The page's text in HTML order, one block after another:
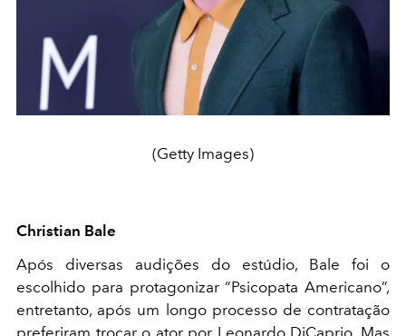
(Getty Images)
Christian Bale
Após diversas audições do estúdio, Bale foi o
escolhido para protagonizar “Psicopata Americano”,
entretanto, após um longo processo de contratação
preferiram trocar o ator por Leonardo DiCaprio. Mas